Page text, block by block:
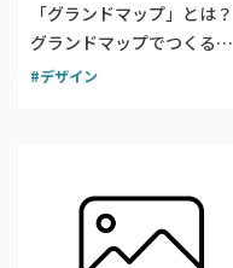
「グランドマップ」とは？
グランドマップでつくるブ
ランドデザイン
デザイン